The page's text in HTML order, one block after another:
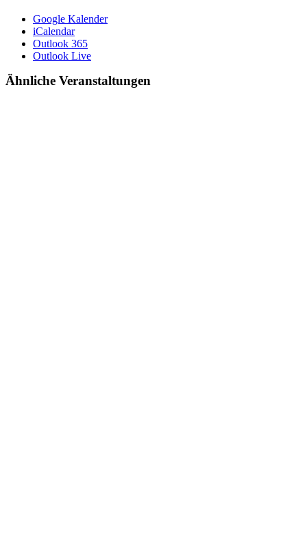
Google Kalender
iCalendar
Outlook 365
Outlook Live
Ähnliche Veranstaltungen